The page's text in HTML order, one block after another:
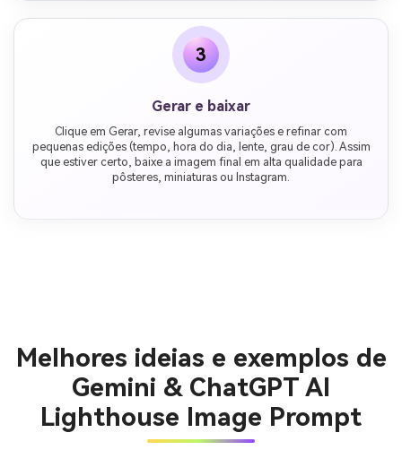
3
Gerar e baixar
Clique em Gerar, revise algumas variações e refinar com
pequenas edições (tempo, hora do dia, lente, grau de cor). Assim
que estiver certo, baixe a imagem final em alta qualidade para
pôsteres, miniaturas ou Instagram.
Melhores ideias e exemplos de
Gemini & ChatGPT AI
Lighthouse Image Prompt